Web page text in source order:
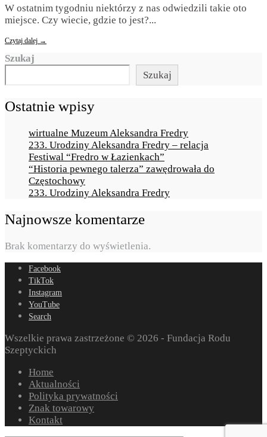
W ostatnim tygodniu niektórzy z nas odwiedzili takie oto
miejsce. Czy wiecie, gdzie to jest?...
Czytaj dalej →
Szukaj
Szukaj
Ostatnie wpisy
wirtualne Muzeum Aleksandra Fredry
233. Urodziny Aleksandra Fredry – relacja
Festiwal “Fredro w Łazienkach”
“Historia pewnego talerza” zawędrowała do
Częstochowy
233. Urodziny Aleksandra Fredry
Najnowsze komentarze
Brak komentarzy do wyświetlenia.
Facebook
TikTok
Instagram
YouTube
Search
Wszelkie prawa zastrzeżone © 2026 - Fundacja Rodu
Szeptyckich
Home
Aktualności
Polityka prywatności
Znak towarowy
Kontakt